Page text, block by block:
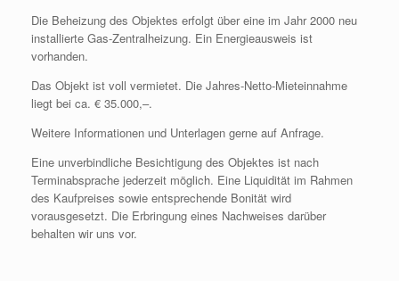
Die Beheizung des Objektes erfolgt über eine im Jahr 2000 neu
installierte Gas-Zentralheizung. Ein Energieausweis ist
vorhanden.
Das Objekt ist voll vermietet. Die Jahres-Netto-Mieteinnahme
liegt bei ca. € 35.000,–.
Weitere Informationen und Unterlagen gerne auf Anfrage.
Eine unverbindliche Besichtigung des Objektes ist nach
Terminabsprache jederzeit möglich. Eine Liquidität im Rahmen
des Kaufpreises sowie entsprechende Bonität wird
vorausgesetzt. Die Erbringung eines Nachweises darüber
behalten wir uns vor.